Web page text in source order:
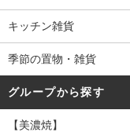
キッチン雑貨
季節の置物・雑貨
グループから探す
【美濃焼】